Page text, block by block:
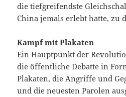
die tiefgreifendste
China jemals erlebt hatte, zu
Kampf mit Plakaten
Ein Hauptpunkt der
die öffentliche Debatte in
Plakaten, die Angriffe und
und die neuesten Parolen